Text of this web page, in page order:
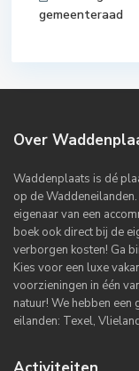
gemeenteraad
Over
Waddenplaats is dé
op de
eigenaar van een
boek ook direct bij de
verborgen kosten! Ga
Kies voor een luxe
voorzieningen in één
natuur! We hebben
eilanden: Texel,